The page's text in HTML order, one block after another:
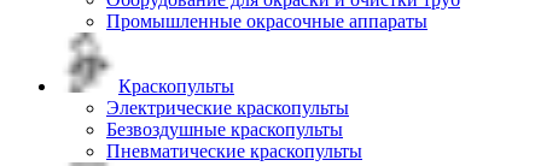
Промышленные окрасочные аппараты
Краскопульты
Электрические краскопульты
Безвоздушные краскопульты
Пневматические краскопульты